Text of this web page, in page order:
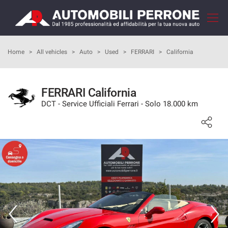
HOME
HOW TO BUY
FEEDBACKS
VEHICLES LIST
SELL YOUR CAR
Home > All vehicles > Auto > Used > FERRARI > California
FERRARI California
DCT - Service Ufficiali Ferrari - Solo 18.000 km
Your
consent
preferences
following
allows
you
to
consent
preferences
to
tracking
technologies
we
adopt
to